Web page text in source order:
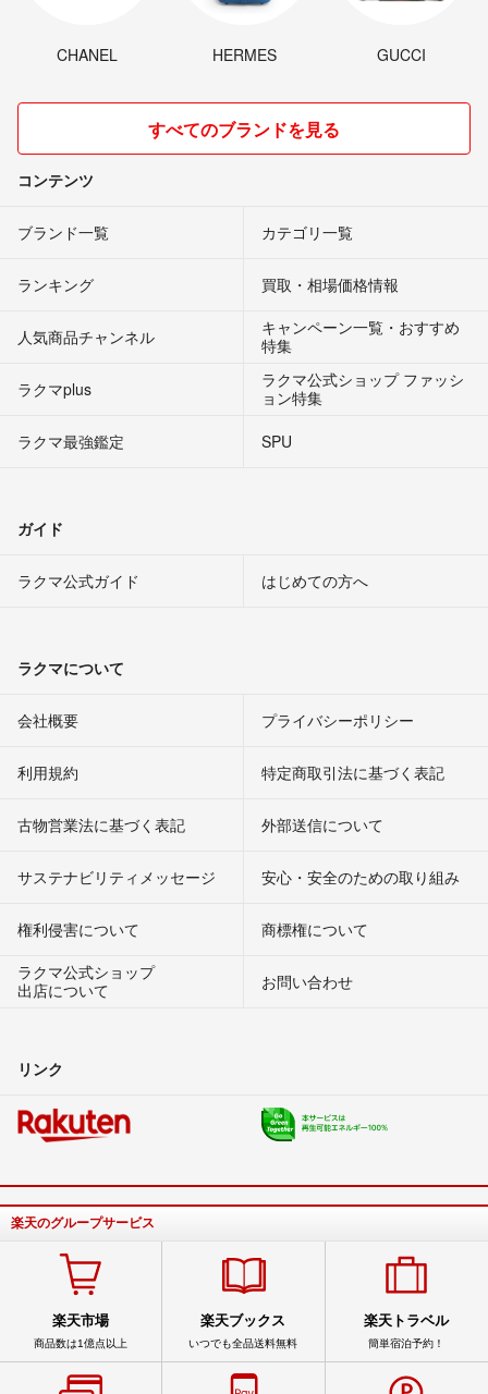
CHANEL HERMES GUCCI
すべてのブランドを見る
コンテンツ
ブランド一覧 カテゴリ一覧
ランキング 買取・相場価格情報
人気商品チャンネル
キャンペーン一覧・おすすめ
特集
ラクマplus
ラクマ公式ショップ ファッシ
ョン特集
ラクマ最強鑑定
SPU
ガイド
ラクマ公式ガイド はじめての方へ
ラクマについて
会社概要 プライバシーポリシー
利用規約 特定商取引法に基づく表記
古物営業法に基づく表記 外部送信について
サステナビリティメッセージ 安心・安全のための取り組み
権利侵害について
商標権について
ラクマ公式ショップ
出店について
お問い合わせ
リンク
楽天のグループサービス
楽天市場
商品数は1億点以上
楽天ブックス
いつでも全品送料無料
楽天トラベル
簡単宿泊予約！